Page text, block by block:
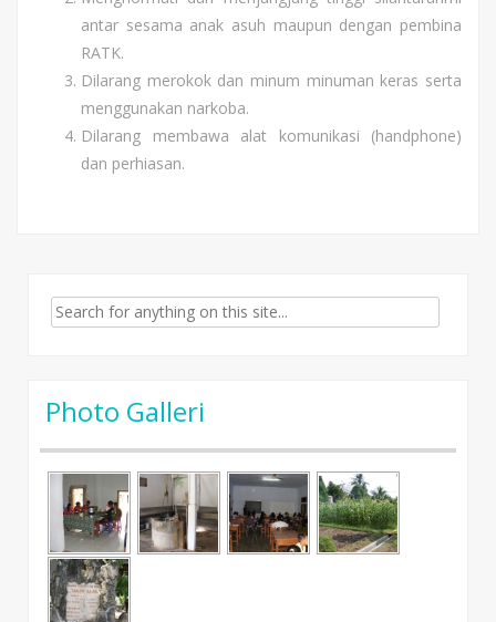
antar sesama anak asuh maupun dengan pembina
RATK.
Dilarang merokok dan minum minuman keras serta
menggunakan narkoba.
Dilarang membawa alat komunikasi (handphone)
dan perhiasan.
Search for:
Photo Galleri